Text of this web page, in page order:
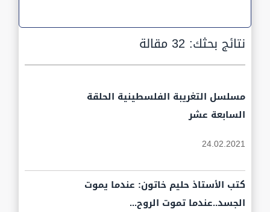
نتائج بحثك:32 مقالة
مسلسل التغريبة الفلسطينية الحلقة
السابعة عشر
24.02.2021
كتب الأستاذ حليم خاتون: عندما يموت
الجسد..عندما تموت الروح...